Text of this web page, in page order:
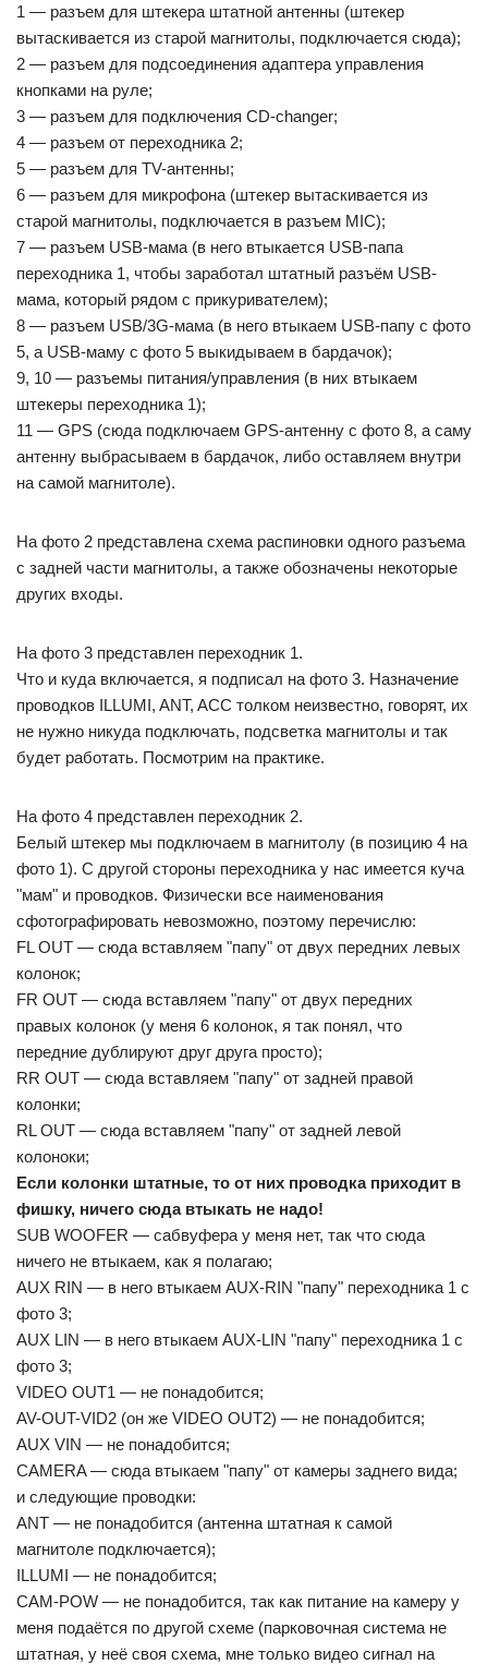
1 — разъем для штекера штатной антенны (штекер
вытаскивается из старой магнитолы, подключается сюда);
2 — разъем для подсоединения адаптера управления
кнопками на руле;
3 — разъем для подключения CD-changer;
4 — разъем от переходника 2;
5 — разъем для TV-антенны;
6 — разъем для микрофона (штекер вытаскивается из
старой магнитолы, подключается в разъем MIC);
7 — разъем USB-мама (в него втыкается USB-папа
переходника 1, чтобы заработал штатный разъём USB-
мама, который рядом с прикуривателем);
8 — разъем USB/3G-мама (в него втыкаем USB-папу с фото
5, а USB-маму с фото 5 выкидываем в бардачок);
9, 10 — разъемы питания/управления (в них втыкаем
штекеры переходника 1);
11 — GPS (сюда подключаем GPS-антенну с фото 8, а саму
антенну выбрасываем в бардачок, либо оставляем внутри
на самой магнитоле).
На фото 2 представлена схема распиновки одного разъема
с задней части магнитолы, а также обозначены некоторые
других входы.
На фото 3 представлен переходник 1.
Что и куда включается, я подписал на фото 3. Назначение
проводков ILLUMI, ANT, ACC толком неизвестно, говорят, их
не нужно никуда подключать, подсветка магнитолы и так
будет работать. Посмотрим на практике.
На фото 4 представлен переходник 2.
Белый штекер мы подключаем в магнитолу (в позицию 4 на
фото 1). С другой стороны переходника у нас имеется куча
"мам" и проводков. Физически все наименования
сфотографировать невозможно, поэтому перечислю:
FL OUT — сюда вставляем "папу" от двух передних левых
колонок;
FR OUT — сюда вставляем "папу" от двух передних
правых колонок (у меня 6 колонок, я так понял, что
передние дублируют друг друга просто);
RR OUT — сюда вставляем "папу" от задней правой
колонки;
RL OUT — сюда вставляем "папу" от задней левой
колоноки;
Если колонки штатные, то от них проводка приходит в
фишку, ничего сюда втыкать не надо!
SUB WOOFER — сабвуфера у меня нет, так что сюда
ничего не втыкаем, как я полагаю;
AUX RIN — в него втыкаем AUX-RIN "папу" переходника 1 с
фото 3;
AUX LIN — в него втыкаем AUX-LIN "папу" переходника 1 с
фото 3;
VIDEO OUT1 — не понадобится;
AV-OUT-VID2 (он же VIDEO OUT2) — не понадобится;
AUX VIN — не понадобится;
CAMERA — сюда втыкаем "папу" от камеры заднего вида;
и следующие проводки:
ANT — не понадобится (антенна штатная к самой
магнитоле подключается);
ILLUMI — не понадобится;
CAM-POW — не понадобится, так как питание на камеру у
меня подаётся по другой схеме (парковочная система не
штатная, у неё своя схема, мне только видео сигнал на